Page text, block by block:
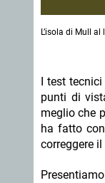
L’isola di Mull
I test
punti di
meglio che
ha fatto
correggere